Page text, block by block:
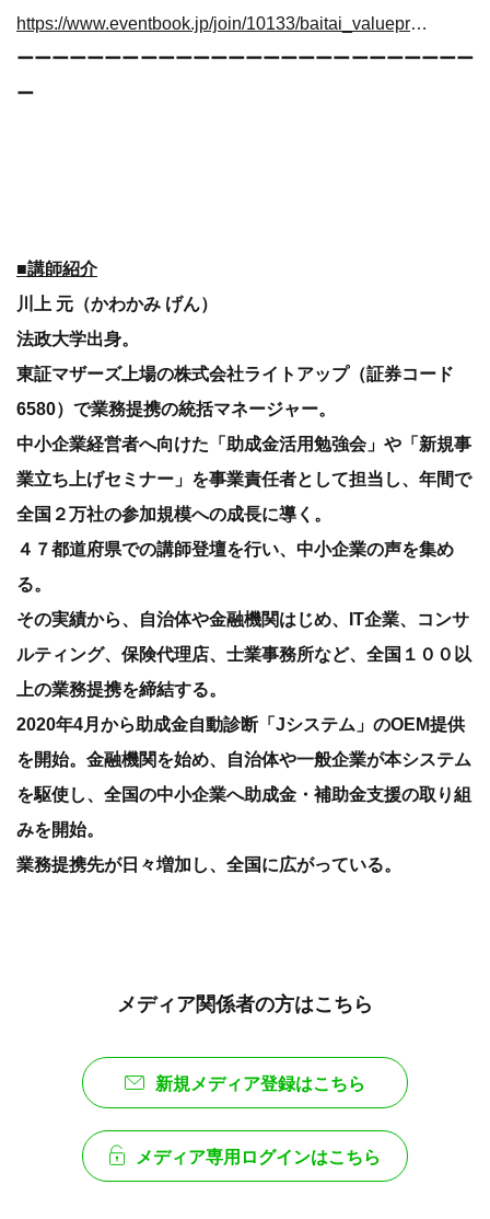
https://www.eventbook.jp/join/10133/baitai_valuepress
ーーーーーーーーーーーーーーーーーーーーーーーーーー
ー
■講師紹介
川上 元（かわかみ げん）
法政大学出身。
東証マザーズ上場の株式会社ライトアップ（証券コード
6580）で業務提携の統括マネージャー。
中小企業経営者へ向けた「助成金活用勉強会」や「新規事
業立ち上げセミナー」を事業責任者として担当し、年間で
全国２万社の参加規模への成長に導く。
４７都道府県での講師登壇を行い、中小企業の声を集め
る。
その実績から、自治体や金融機関はじめ、IT企業、コンサ
ルティング、保険代理店、士業事務所など、全国１００以
上の業務提携を締結する。
2020年4月から助成金自動診断「Jシステム」のOEM提供
を開始。金融機関を始め、自治体や一般企業が本システム
を駆使し、全国の中小企業へ助成金・補助金支援の取り組
みを開始。
業務提携先が日々増加し、全国に広がっている。
メディア関係者の方はこちら
新規メディア登録はこちら
メディア専用ログインはこちら